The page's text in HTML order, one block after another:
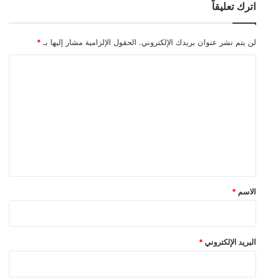
اترك تعليقاً
لن يتم نشر عنوان بريدك الإلكتروني. الحقول الإلزامية مشار إليها بـ *
*
الاسم *
البريد الإلكتروني *